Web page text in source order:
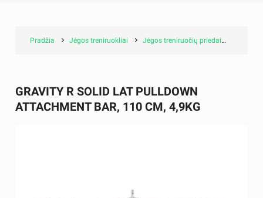
Pradžia Jėgos treniruokliai Jėgos treniruočių priedai
GRAVITY R SOLID LAT PULLDOWN
ATTACHMENT BAR, 110 CM, 4,9KG